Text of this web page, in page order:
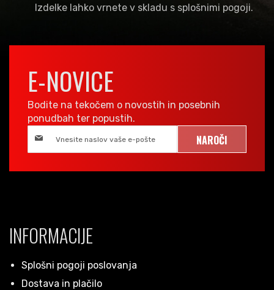
Izdelke lahko vrnete v skladu s splošnimi pogoji.
E-NOVICE
Bodite na tekočem o novostih in posebnih
ponudbah ter popustih.
NAROČI
INFORMACIJE
Splošni pogoji poslovanja
Dostava in plačilo